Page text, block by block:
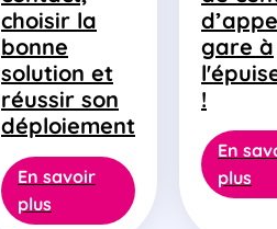
choisir la
bonne
solution et
réussir son
déploiement
En savoir
plus
gare à
!
En
plus